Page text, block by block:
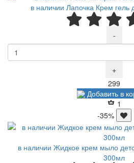
в наличии Лапочка Крем гель
-
+
299
Добавить в
1
-35%
в наличии Жидкое крем мыло
300мл